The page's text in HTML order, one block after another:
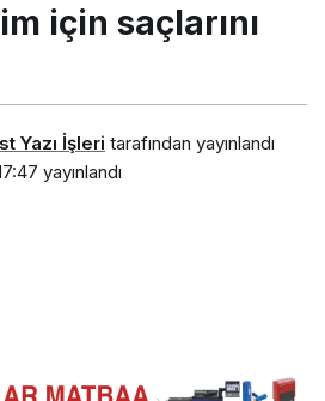
için saçlarını
Yazı İşleri tarafından yayınlandı
yayınlandı